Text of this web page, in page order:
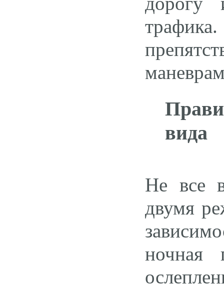
вида
Не все
двумя
ночная